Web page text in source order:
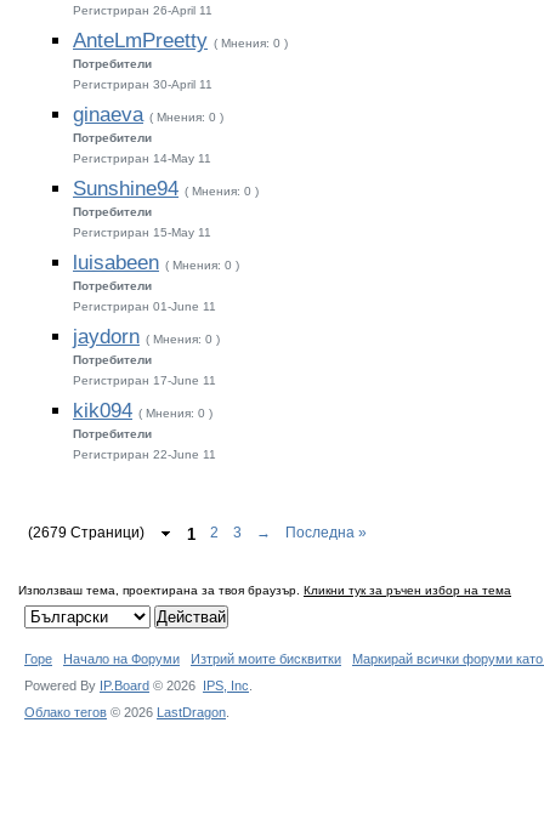
Регистриран 26-April 11
AnteLmPreetty ( Мнения: 0 )
Потребители
Регистриран 30-April 11
ginaeva ( Мнения: 0 )
Потребители
Регистриран 14-May 11
Sunshine94 ( Мнения: 0 )
Потребители
Регистриран 15-May 11
luisabeen ( Мнения: 0 )
Потребители
Регистриран 01-June 11
jaydorn ( Мнения: 0 )
Потребители
Регистриран 17-June 11
kik094 ( Мнения: 0 )
Потребители
Регистриран 22-June 11
(2679 Страници) 1 2 3 → Последна »
Използваш тема, проектирана за твоя браузър. Кликни тук за ръчен избор на тема
Горе Начало на Форуми Изтрий моите бисквитки
Маркирай всички форуми
Powered By IP.Board © 2026 IPS, Inc
Облако тегов © 2026 LastDragon